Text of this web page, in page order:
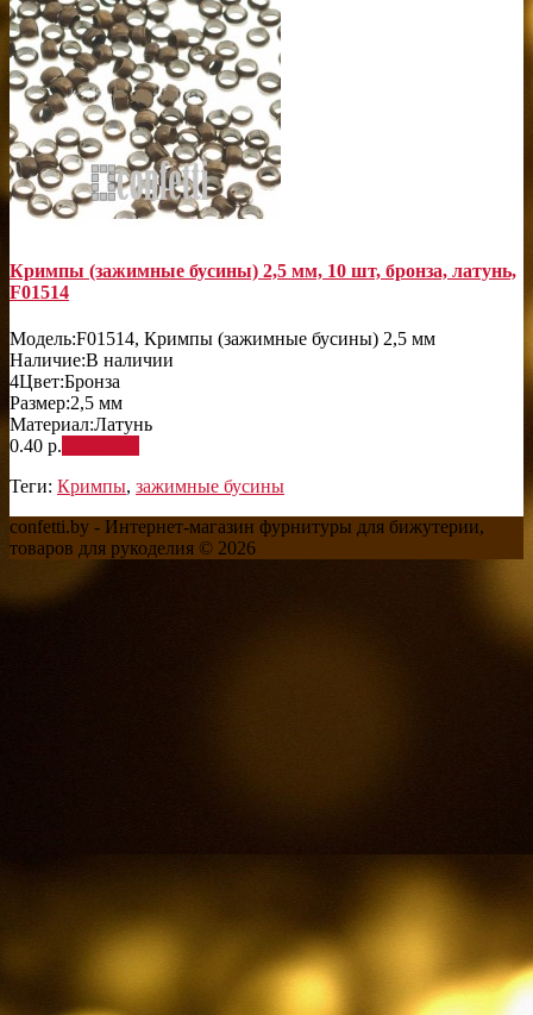
Кримпы (зажимные бусины) 2,5 мм, 10 шт, бронза, латунь,
F01514
Модель:F01514, Кримпы (зажимные бусины) 2,5 мм
Наличие:В наличии
4Цвет:Бронза
Размер:2,5 мм
Материал:Латунь
0.40 р.
Теги: Кримпы, зажимные бусины
confetti.by - Интернет-магазин фурнитуры для бижутерии,
товаров для рукоделия © 2026